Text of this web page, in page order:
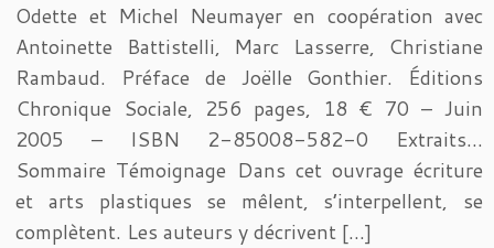
Odette et Michel Neumayer en coopération avec
Antoinette Battistelli, Marc Lasserre, Christiane
Rambaud. Préface de Joëlle Gonthier. Éditions
Chronique Sociale, 256 pages, 18 € 70 – Juin
2005 – ISBN 2-85008-582-0 Extraits…
Sommaire Témoignage Dans cet ouvrage écriture
et arts plastiques se mêlent, s’interpellent, se
complètent. Les auteurs y décrivent […]